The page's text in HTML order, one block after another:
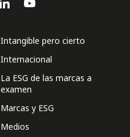
Intangible pero cierto
Internacional
La ESG de las marcas a
examen
Marcas y ESG
Medios